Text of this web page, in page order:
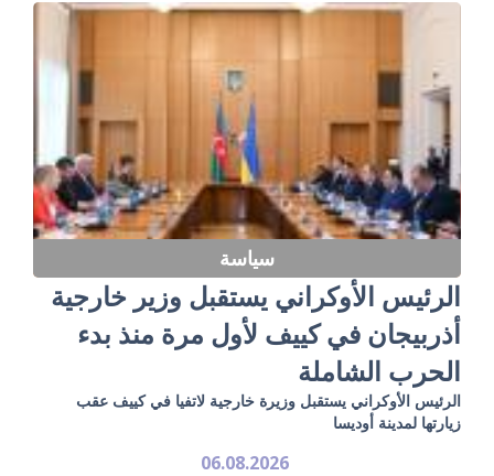
سياسة
الرئيس الأوكراني يستقبل وزير خارجية
أذربيجان في كييف لأول مرة منذ بدء
الحرب الشاملة
الرئيس الأوكراني يستقبل وزيرة خارجية لاتفيا في كييف عقب
زيارتها لمدينة أوديسا
06.08.2026